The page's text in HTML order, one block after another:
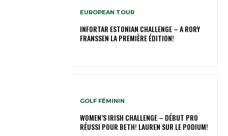
EUROPEAN TOUR
INFORTAR ESTONIAN CHALLENGE – A RORY
FRANSSEN LA PREMIÈRE ÉDITION!
GOLF FÉMININ
WOMEN’S IRISH CHALLENGE – DÉBUT PRO
RÉUSSI POUR BETH! LAUREN SUR LE PODIUM!